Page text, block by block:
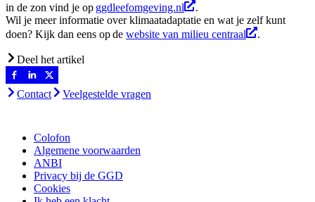
in de zon vind je op ggdleefomgeving.nl
.
Wil je meer informatie over klimaatadaptatie en wat je zelf kunt
doen? Kijk dan eens op de website van milieu centraal .
Deel het artikel
Contact Veelgestelde vragen
Colofon
Algemene voorwaarden
ANBI
Privacy bij de GGD
Cookies